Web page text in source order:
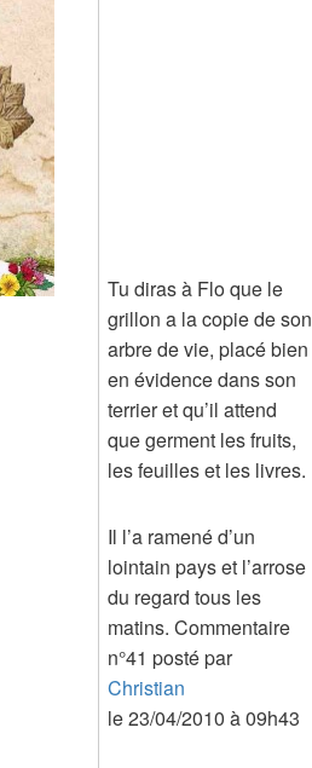
Tu diras à Flo que le
grillon a la copie de son
arbre de vie, placé bien
en évidence dans son
terrier et qu’il attend
que germent les fruits,
les feuilles et les livres.
Il l’a ramené d’un
lointain pays et l’arrose
du regard tous les
matins. Commentaire
n°41 posté par
Christian
le 23/04/2010 à 09h43